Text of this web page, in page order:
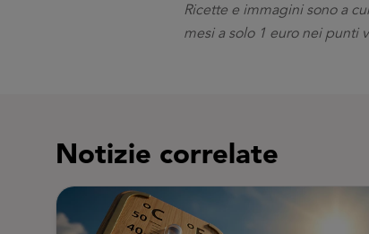
Ricette e immagini sono a
mesi a solo 1 euro nei punti
Notizie correlate